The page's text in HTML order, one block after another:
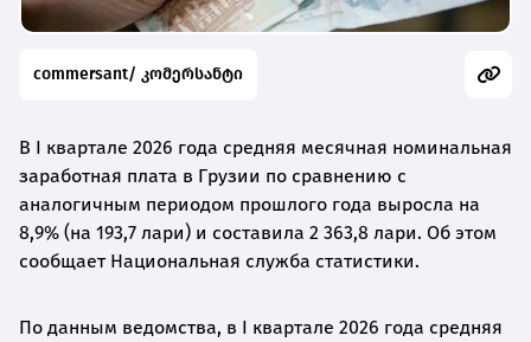
commersant/ კომერსანტი
В I квартале 2026 года средняя месячная номинальная
заработная плата в Грузии по сравнению с
аналогичным периодом прошлого года выросла на
8,9% (на 193,7 лари) и составила 2 363,8 лари. Об этом
сообщает Национальная служба статистики.
По данным ведомства, в I квартале 2026 года средняя